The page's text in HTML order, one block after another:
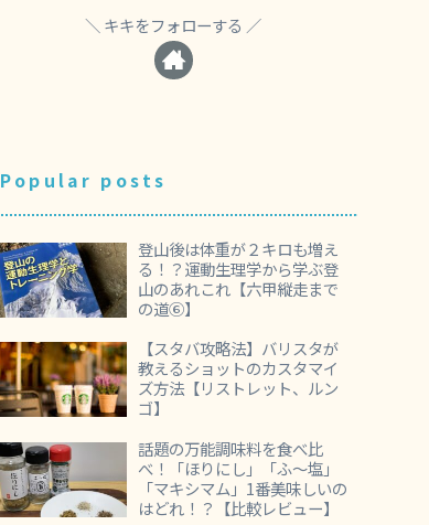
キキをフォローする
Popular posts
登山後は体重が２キロも増え
る！？運動生理学から学ぶ登
山のあれこれ【六甲縦走まで
の道⑥】
【スタバ攻略法】バリスタが
教えるショットのカスタマイ
ズ方法【リストレット、ルン
ゴ】
話題の万能調味料を食べ比
べ！「ほりにし」「ふ～塩」
「マキシマム」1番美味しいの
はどれ！？【比較レビュー】